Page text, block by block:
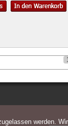
werden.